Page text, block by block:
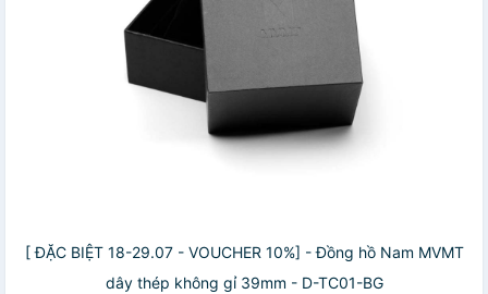
[ ĐẶC BIỆT 18-29.07 - VOUCHER 10%] - Đồng hồ Nam MVMT
dây thép không gỉ 39mm - D-TC01-BG